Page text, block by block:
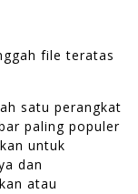
file teratas
satu perangkat
paling populer
untuk
dan
atau